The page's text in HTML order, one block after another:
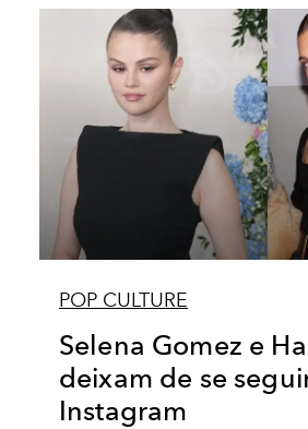
POP CULTURE
Selena Gomez e
deixam de se
Instagram